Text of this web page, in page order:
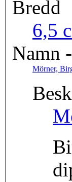
Bredd
6,5
Namn
Mörner,